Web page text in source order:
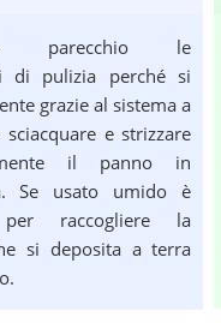
parecchio le
di pulizia perché si
grazie al sistema a
e strizzare
il panno in
Se usato umido è
raccogliere la
si deposita a terra